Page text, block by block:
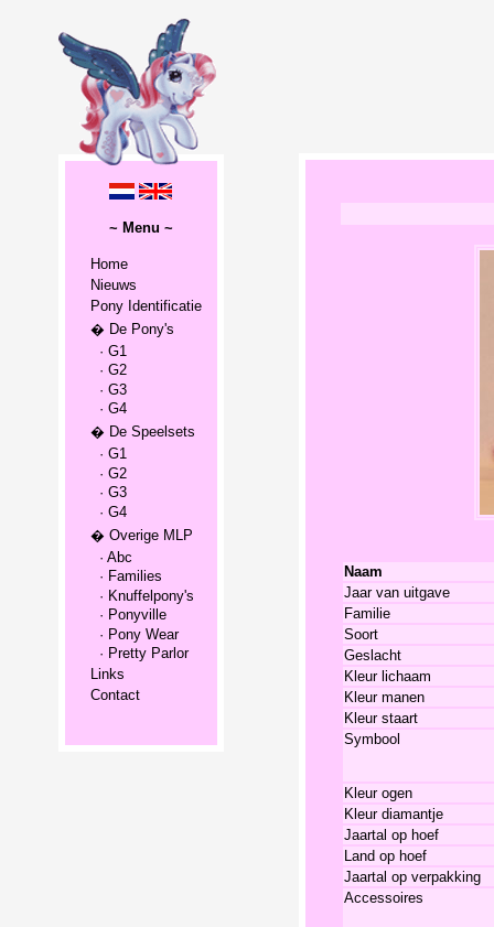
~ Menu ~
Home
Nieuws
Pony Identificatie
� De Pony's
· G1
· G2
· G3
· G4
� De Speelsets
· G1
· G2
· G3
· G4
� Overige MLP
· Abc
· Families
· Knuffelpony's
· Ponyville
· Pony Wear
· Pretty Parlor
Links
Contact
Naam
Jaar van uitgave
Familie
Soort
Geslacht
Kleur lichaam
Kleur manen
Kleur staart
Symbool
Kleur ogen
Kleur diamantje
Jaartal op hoef
Land op hoef
Jaartal op verpakking
Accessoires